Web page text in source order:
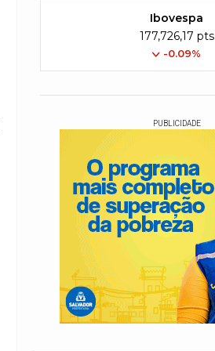
Ibovespa
177,726,17 pts
-0.09%
PUBLICIDADE